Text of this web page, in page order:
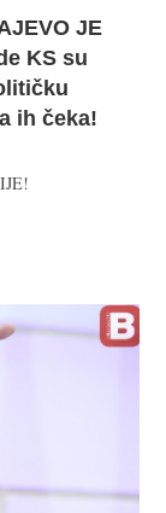
JE
KS su
ih čeka!